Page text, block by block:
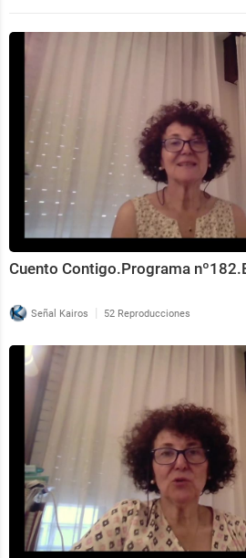
Cuento Contigo.Programa
Señal Kairos | 52 Reproducciones